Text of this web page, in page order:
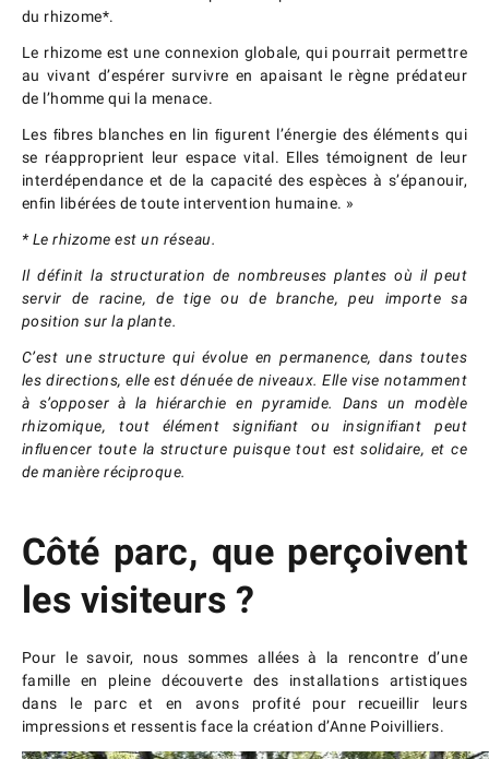
du rhizome*.
Le rhizome est une connexion globale, qui pourrait permettre
au vivant d’espérer survivre en apaisant le règne prédateur
de l’homme qui la menace.
Les ﬁbres blanches en lin ﬁgurent l’énergie des éléments qui
se réapproprient leur espace vital. Elles témoignent de leur
interdépendance et de la capacité des espèces à s’épanouir,
enﬁn libérées de toute intervention humaine. »
* Le rhizome est un réseau.
Il définit la structuration de nombreuses plantes où il peut
servir de racine, de tige ou de branche, peu importe sa
position sur la plante.
C’est une structure qui évolue en permanence, dans toutes
les directions, elle est dénuée de niveaux. Elle vise notamment
à s’opposer à la hiérarchie en pyramide. Dans un modèle
rhizomique, tout élément signiﬁant ou insigniﬁant peut
inﬂuencer toute la structure puisque tout est solidaire, et ce
de manière réciproque.
Côté parc, que perçoivent
les visiteurs ?
Pour le savoir, nous sommes allées à la rencontre d’une
famille en pleine découverte des installations artistiques
dans le parc et en avons profité pour recueillir leurs
impressions et ressentis face la création d’Anne Poivilliers.